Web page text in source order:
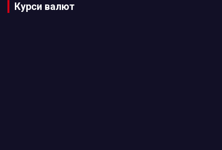
Курси валют